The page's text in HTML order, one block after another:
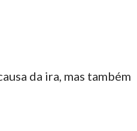
da ira, mas também